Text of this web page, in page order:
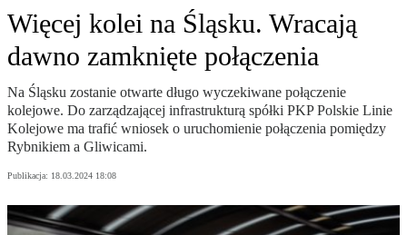
Więcej kolei na Śląsku. Wracają
dawno zamknięte połączenia
Na Śląsku zostanie otwarte długo wyczekiwane połączenie
kolejowe. Do zarządzającej infrastrukturą spółki PKP Polskie Linie
Kolejowe ma trafić wniosek o uruchomienie połączenia pomiędzy
Rybnikiem a Gliwicami.
Publikacja: 18.03.2024 18:08